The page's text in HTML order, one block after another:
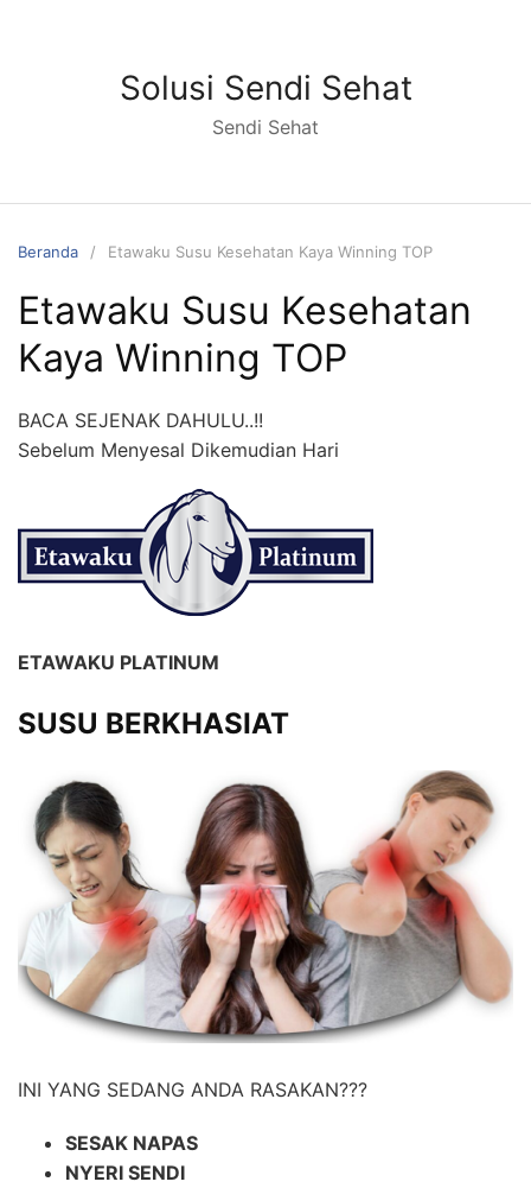
Solusi Sendi Sehat
Sendi Sehat
Beranda Etawaku Susu Kesehatan Kaya Winning TOP
Etawaku Susu Kesehatan
Kaya Winning TOP
BACA SEJENAK DAHULU..!!
Sebelum Menyesal Dikemudian Hari
ETAWAKU PLATINUM
SUSU BERKHASIAT
INI YANG SEDANG ANDA RASAKAN???
SESAK NAPAS
NYERI SENDI